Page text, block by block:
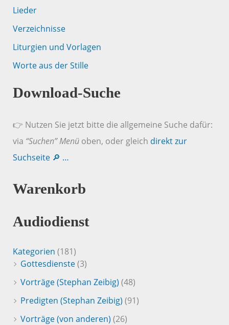
Lieder
Verzeichnisse
Liturgien und Vorlagen
Worte aus der Stille
Download-Suche
👉 Nutzen Sie jetzt bitte die allgemeine Suche dafür:
via “Suchen” Menüoben, oder gleich direkt zur
Suchseite 🔎 …
Warenkorb
Audiodienst
Kategorien (181)
Gottesdienste(3)
Vorträge (Stephan Zeibig) (48)
Predigten (Stephan Zeibig) (91)
Vorträge (von anderen) (26)